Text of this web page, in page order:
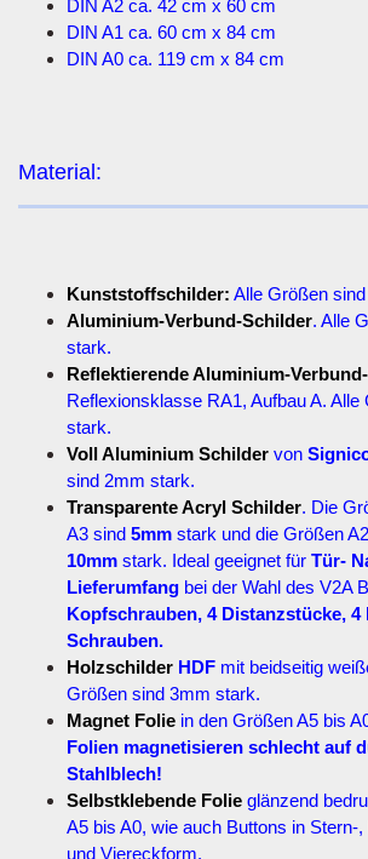
DIN A2 ca. 42 cm x 60 cm
DIN A1 ca. 60 cm x 84 cm
DIN A0 ca. 119 cm x 84 cm
Material:
Kunststoffschilder: Alle Größen
Aluminium-Verbund-Schilder. Alle
stark.
Reflektierende Aluminium-
Reflexionsklasse RA1, Aufbau A.
stark.
Voll Aluminium Schilder von
sind 2mm stark.
Transparente Acryl Schilder. Die
A3 sind 5mm stark und die Größen
10mm stark. Ideal geeignet für Tür-
Lieferumfang bei der Wahl des V2A
Kopfschrauben, 4 Distanzstücke, 4
Schrauben.
Holzschilder HDF mit beidseitig
Größen sind 3mm stark.
Magnet Folie in den Größen A5 bis
Folien magnetisieren schlecht auf
Stahlblech!
Selbstklebende Folie glänzend
A5 bis A0, wie auch Buttons in Stern-
und Viereckform.